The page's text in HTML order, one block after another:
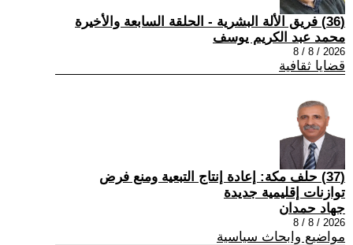
(36) فريق الألة البشرية - الحلقة السابعة والأخيرة
محمد عبد الكريم يوسف
2026 / 8 / 8
قضايا ثقافية
(37) حلف مكة: إعادة إنتاج التبعية ومنع فرض
توازنات إقليمية جديدة
جهاد حمدان
2026 / 8 / 8
مواضيع وابحاث سياسية